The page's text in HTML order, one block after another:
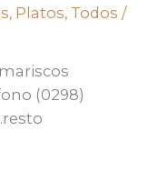
, Platos, Todos /
(0298)